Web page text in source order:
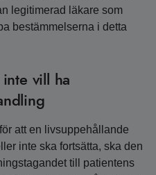
legitimerad läkare som
bestämmelserna i detta
vill ha
att en livsuppehållande
inte ska fortsätta, ska den
till patientens